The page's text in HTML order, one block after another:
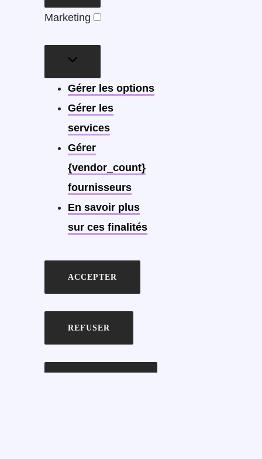
Marketing Marketing
Gérer les options
Gérer les
services
Gérer
{vendor_count}
fournisseurs
En savoir plus
sur ces finalités
ACCEPTER
REFUSER